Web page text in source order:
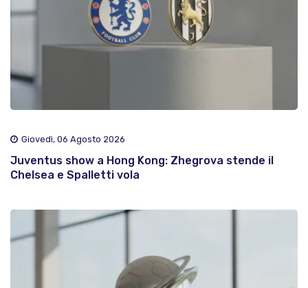
Giovedì, 06 Agosto 2026
Juventus show a Hong Kong: Zhegrova stende il
Chelsea e Spalletti vola